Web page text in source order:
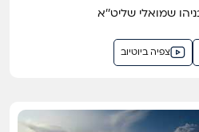
צפיה ביוטיוב